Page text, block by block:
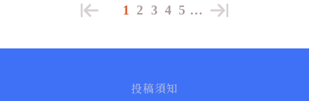
1 2 3 4 5 …
投稿須知